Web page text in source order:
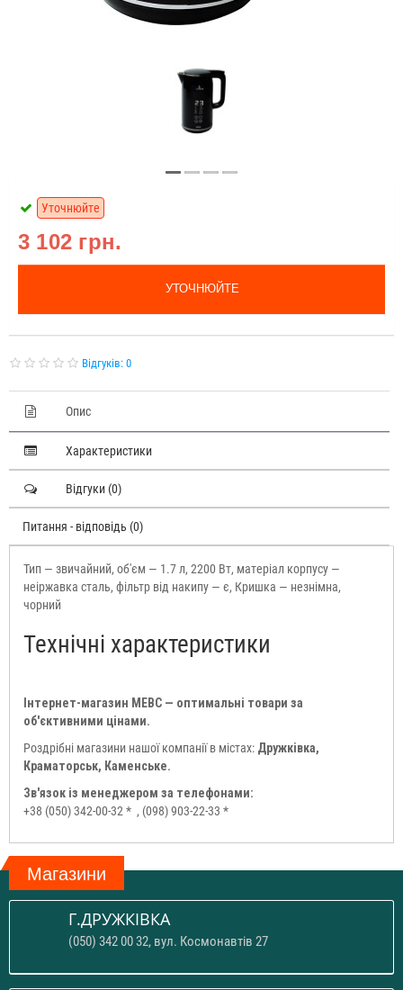
3 102 грн.
Уточнюйте
УТОЧНЮЙТЕ
Відгуків: 0
Опис
Характеристики
Відгуки (0)
Питання - відповідь (0)
Тип — звичайний, об'єм — 1.7 л, 2200 Вт, матеріал корпусу —
неіржавка сталь, фільтр від накипу — є, Кришка — незнімна,
чорний
Технічні характеристики
Інтернет-магазин МЕВС — оптимальні товари за
об'єктивними цінами.
Роздрібні магазини нашої компанії в містах: Дружківка,
Краматорськ, Каменське.
Зв'язок із менеджером за телефонами:
+38 (050) 342-00-32 * , (098) 903-22-33 *
Магазини
Г.ДРУЖКІВКА
(050) 342 00 32, вул. Космонавтів 27